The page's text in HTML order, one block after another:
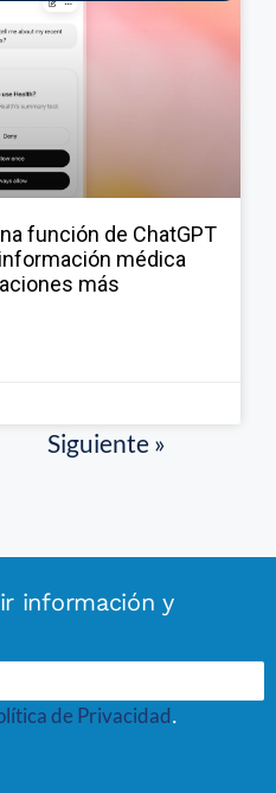
función de ChatGPT
médica
más
Siguiente »
información y
de Privacidad.